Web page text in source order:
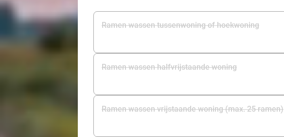
Ramen wassen tussenwoning of hoekwoning
Ramen wassen halfvrijstaande woning
Ramen wassen vrijstaande woning (max. 25 ramen)